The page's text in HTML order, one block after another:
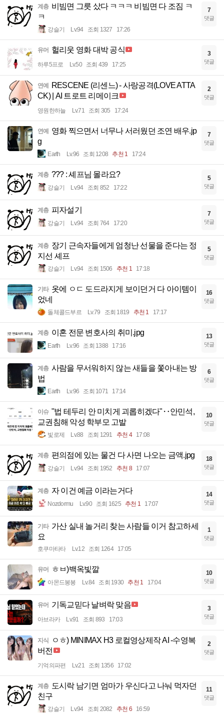
계층 비빔면 그릇 샀다 ㅋㅋㅋ 비빔면 다 조짐 ㅋ
ㅋ
강슬기 Lv.94 조회 1327 17:26
7
댓글
유머 헐리웃 영화 대박 공식
하루5프로 Lv.50 조회 439 17:25
3
댓글
연예
RESCENE (리센느) - 사랑공격(LOVE ATTA
CK) | AI 트로트 리메이크
영원한하늘 Lv.71 조회 305 17:24
2
댓글
연예
영화 찍으면서 너무나 서러웠던 조연 배우.jp
g
Earth Lv.96 조회 1208 추천 1 17:24
7
댓글
계층 ??? : 셰프님 몰라요?
강슬기 Lv.94 조회 852 17:22
5
댓글
계층 피자설기
강슬기 Lv.94 조회 764 17:20
7
댓글
계층 장기 근속자들에게 엄청난 선물을 준다는 정
지선 셰프
강슬기 Lv.94 조회 1506 추천 1 17:18
5
댓글
기타 옷에 ㅇㄷ 도드라지게 보이던거 다 아이템이
었네
돌체콜드부르 Lv.79 조회 1819 추천 1 17:17
16
댓글
계층 이혼 전문 변호사의 취미.jpg
Earth Lv.96 조회 1388 17:16
13
댓글
계층 사람을 무서워하지 않는 새들을 쫓아내는 방
법
Earth Lv.96 조회 1071 17:14
6
댓글
이슈 "법 테두리 안 미치게 괴롭히겠다"‥안민석,
교권침해 악성 학부모 고발
빛로제 Lv.88 조회 1291 추천 4 17:08
10
댓글
계층 편의점에 있는 물건 다 사면 나오는 금액.jpg
강슬기 Lv.94 조회 1952 추천 8 17:07
18
댓글
계층 자 이건 예금 이라는거다
Nozdormu Lv.90 조회 1625 추천 1 17:07
14
댓글
기타 가산 실내 놀거리 찾는 사람들 이거 참고하세
요
호쿠마타타 Lv.12 조회 1264 17:05
1
댓글
유머 ㅎㅂ)백옥빛깔
아몬드봉봉 Lv.84 조회 1930 추천 1 17:04
10
댓글
유머 기독교믿다 날벼락 맞음
아브라카 Lv.91 조회 893 17:03
3
댓글
지식
ㅇㅎ) MINIMAX H3 로컬영상제작 AI -수영복
버전
기억의파편 Lv.21 조회 1356 17:02
2
댓글
계층 도시락 남기면 엄마가 우신다고 나눠 먹자던
친구
강슬기 Lv.94 조회 2082 추천 6 16:59
11
댓글